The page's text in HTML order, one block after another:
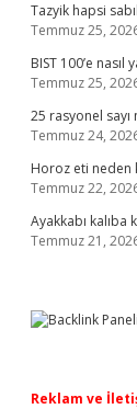
Tazyik hapsi
Temmuz 25,
BIST 100’e nasıl
Temmuz 25,
25 rasyonel sayı
Temmuz 24,
Horoz eti neden
Temmuz 22,
Ayakkabı kalıba
Temmuz 21,
Reklam ve